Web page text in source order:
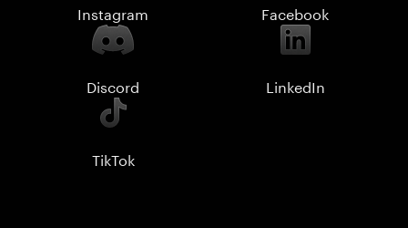
Instagram Facebook
Discord LinkedIn
TikTok